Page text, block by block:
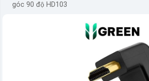
góc 90 độ HD103